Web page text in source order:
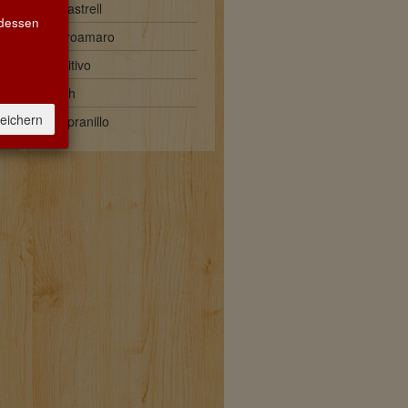
Unser
Abhol- und Lieferservice ist
aktiv.Bitte rufen Sie uns an:
Monastrell
Negroamaro
Primitivo
Syrah
Tempranillo